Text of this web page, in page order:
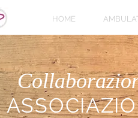
HOME